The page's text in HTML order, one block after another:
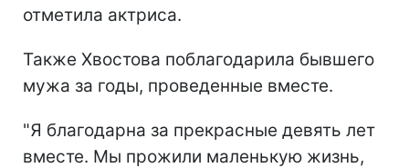
отметила актриса.
Также Хвостова поблагодарила бывшего
мужа за годы, проведенные вместе.
"Я благодарна за прекрасные девять лет
вместе. Мы прожили маленькую жизнь,